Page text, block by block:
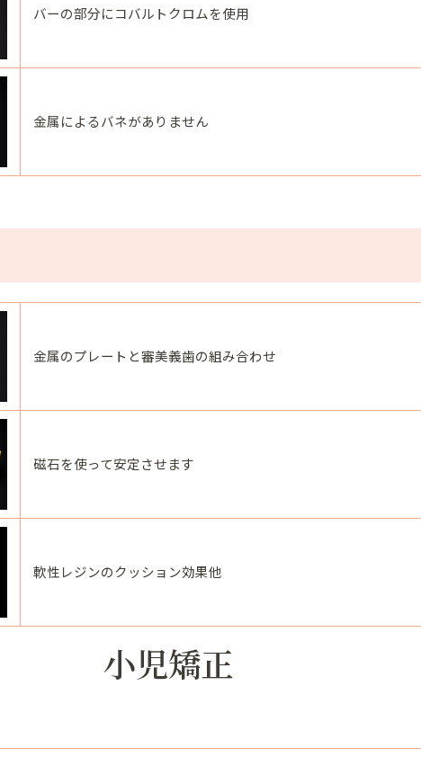
バーの部分にコバルトクロムを使用
金属によるバネがありません
金属のプレートと審美義歯の組み合わせ
磁石を使って安定させます
軟性レジンのクッション効果他
小児矯正